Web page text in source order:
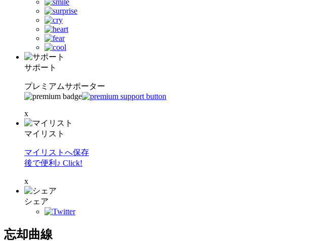
サポート
プレミアムサポーター
x
マイリスト
マイリストへ保存
後で便利♪ Click!
x
シェア
忘却曲線